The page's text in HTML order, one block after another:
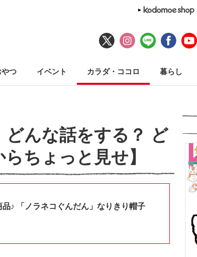
やつ イベント カラダ・ココロ 暮らし
どんな話をする？ ど
ちょっと見せ】
♪ 「ノラネコぐんだん」なりきり帽子